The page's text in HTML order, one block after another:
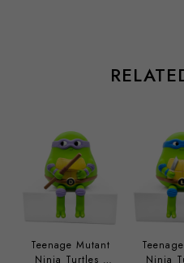
Teenage Mutant
Ninja Turtles -
Ninja